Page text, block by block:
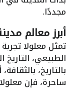
مجددًا.
أبرز معالم
تمثل معلولا
الطبيعي،
بالتاريخ،
ساحرة، فإن